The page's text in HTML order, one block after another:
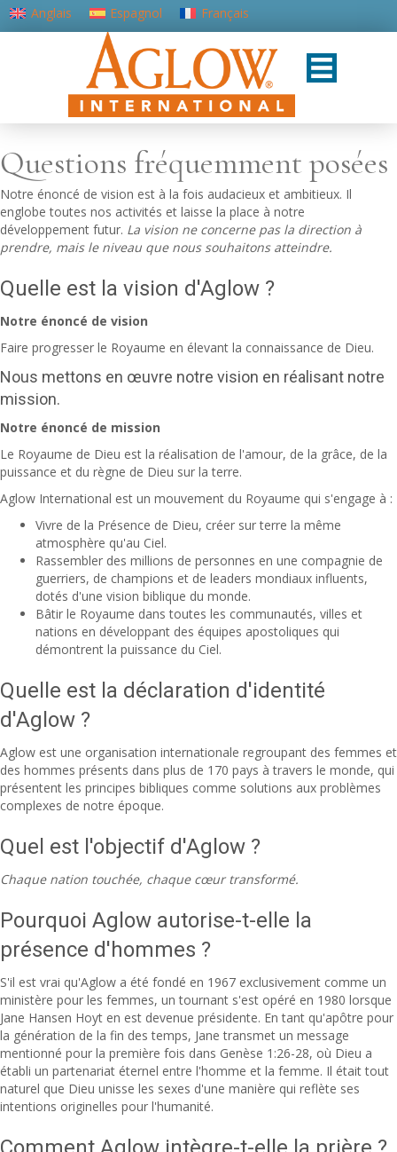
Anglais Espagnol
Français
Portugais - du Portugal
Questions fréquemment posées
Notre énoncé de vision est à la fois audacieux et ambitieux. Il
englobe toutes nos activités et laisse la place à notre
développement futur. La vision ne concerne pas la direction à
prendre, mais le niveau que nous souhaitons atteindre.
Quelle est la vision d'Aglow ?
Notre énoncé de vision
Faire progresser le Royaume en élevant la connaissance de Dieu.
Nous mettons en œuvre notre vision en réalisant notre
mission.
Notre énoncé de mission
Le Royaume de Dieu est la réalisation de l'amour, de la grâce, de la
puissance et du règne de Dieu sur la terre.
Aglow International est un mouvement du Royaume qui s'engage à :
Vivre de la Présence de Dieu, créer sur terre la même
atmosphère qu'au Ciel.
Rassembler des millions de personnes en une compagnie de
guerriers, de champions et de leaders mondiaux influents,
dotés d'une vision biblique du monde.
Bâtir le Royaume dans toutes les communautés, villes et
nations en développant des équipes apostoliques qui
démontrent la puissance du Ciel.
Quelle est la déclaration d'identité
d'Aglow ?
Aglow est une organisation internationale regroupant des femmes et
des hommes présents dans plus de 170 pays à travers le monde, qui
présentent les principes bibliques comme solutions aux problèmes
complexes de notre époque.
Quel est l'objectif d'Aglow ?
Chaque nation touchée, chaque cœur transformé.
Pourquoi Aglow autorise-t-elle la
présence d'hommes ?
S'il est vrai qu'Aglow a été fondé en 1967 exclusivement comme un
ministère pour les femmes, un tournant s'est opéré en 1980 lorsque
Jane Hansen Hoyt en est devenue présidente. En tant qu'apôtre pour
la génération de la fin des temps, Jane transmet un message
mentionné pour la première fois dans Genèse 1:26-28, où Dieu a
établi un partenariat éternel entre l'homme et la femme. Il était tout
naturel que Dieu unisse les sexes d'une manière qui reflète ses
intentions originelles pour l'humanité.